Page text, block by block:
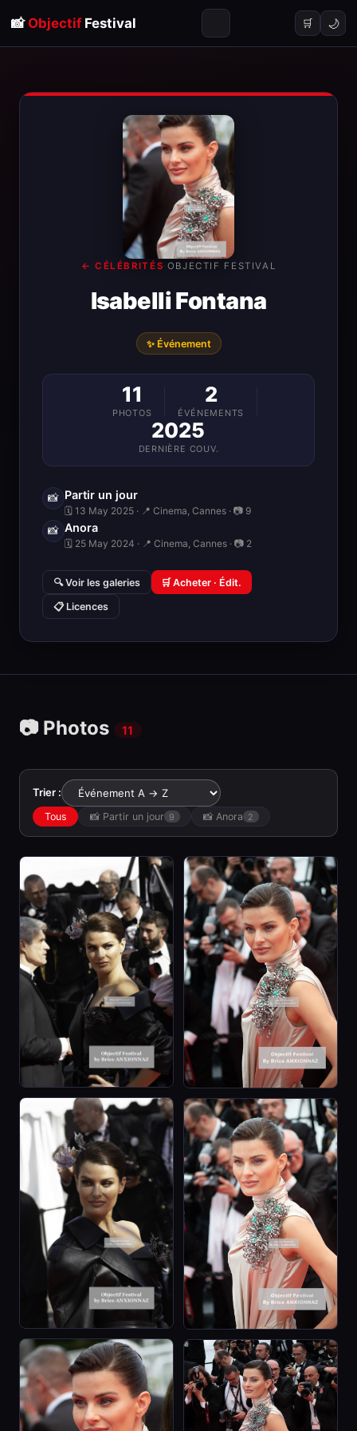
📸 ObjectifFestival 🛒 🌙
← CÉLÉBRITÉS· OBJECTIF FESTIVAL
Isabelli Fontana
✨ Événement
11
PHOTOS
2
ÉVÉNEMENTS
2025
DERNIÈRE COUV.
📸 Partir un jour
🗓 13 May 2025 · 📍 Cinema, Cannes · 📷 9
📸 Anora
🗓 25 May 2024 · 📍 Cinema, Cannes · 📷 2
🔍 Voir les galeries 🛒 Acheter · Édit.
📋 Licences
📷 Photos 11
Trier :
Tous 📸 Partir un jour 9 📸 Anora 2